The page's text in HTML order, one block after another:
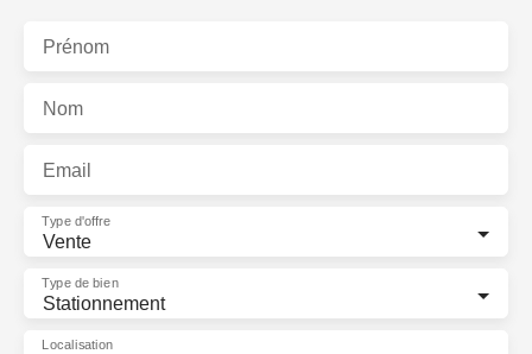
Prénom
Nom
Email
Vente
Type d'offre
Stationnement
Type de bien
Localisation